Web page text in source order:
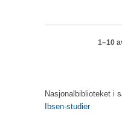
1–10
Nasjonalbiblioteket i
Ibsen-studier